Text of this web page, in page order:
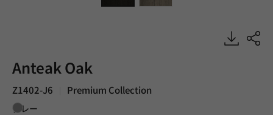
Anteak Oak
Z1402-J6 Premium Collection
グレー